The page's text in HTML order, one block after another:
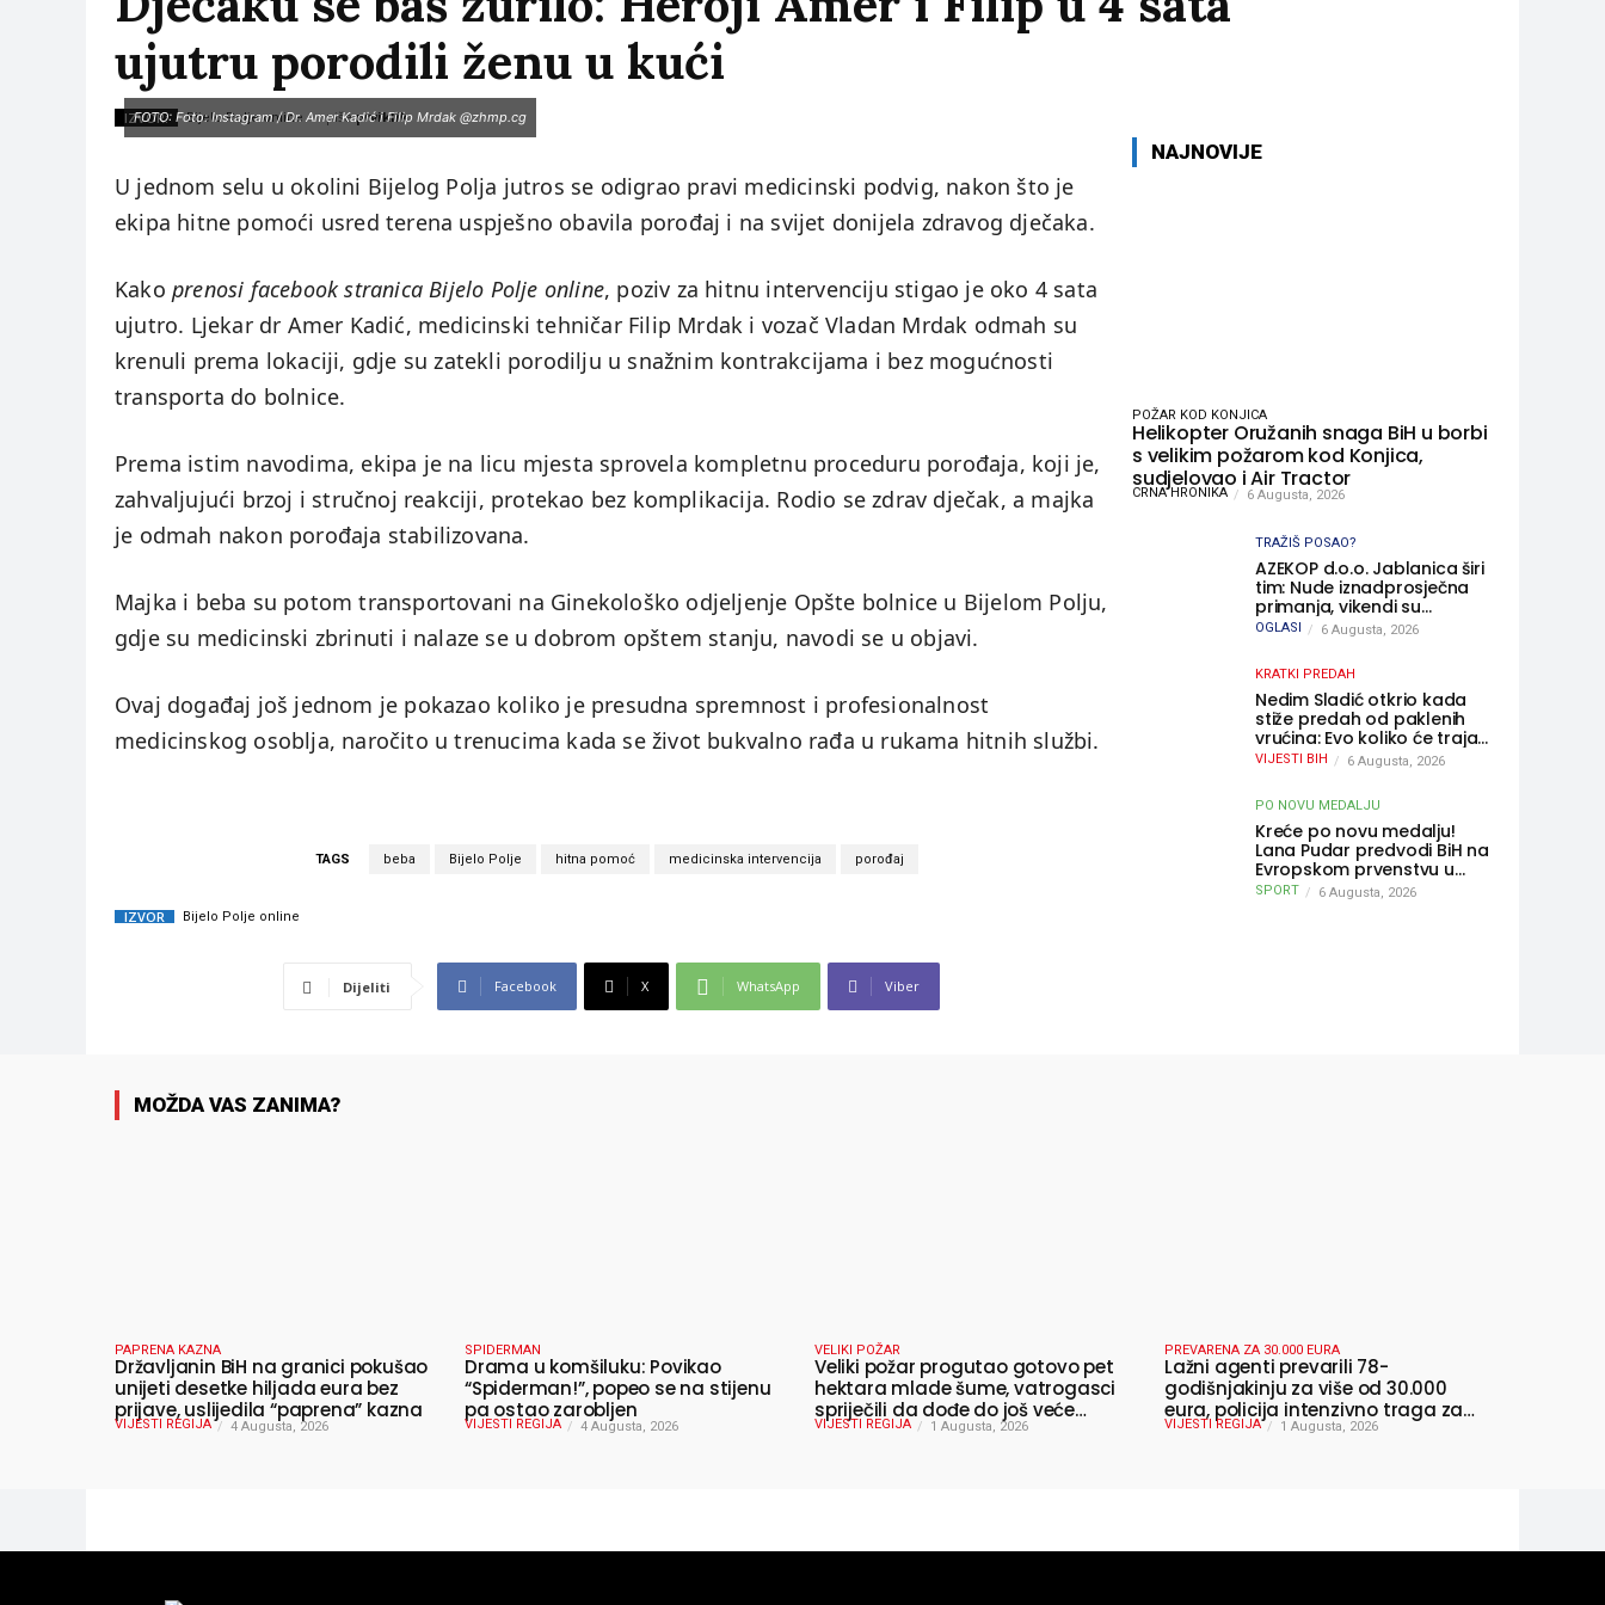
ujutru porodili ženu u kući
IZVOR: Bijelo Polje online piše:prviklik
FOTO: Foto: Instagram / Dr. Amer Kadić i Filip Mrdak @zhmp.cg
U jednom selu u okolini Bijelog Polja jutros se odigrao pravi medicinski podvig, nakon što je
ekipa hitne pomoći usred terena uspješno obavila porođaj i na svijet donijela zdravog dječaka.
Kako prenosi facebook stranica Bijelo Polje online, poziv za hitnu intervenciju stigao je oko 4 sata
ujutro. Ljekar dr Amer Kadić, medicinski tehničar Filip Mrdak i vozač Vladan Mrdak odmah su
krenuli prema lokaciji, gdje su zatekli porodilju u snažnim kontrakcijama i bez mogućnosti
transporta do bolnice.
Prema istim navodima, ekipa je na licu mjesta sprovela kompletnu proceduru porođaja, koji je,
zahvaljujući brzoj i stručnoj reakciji, protekao bez komplikacija. Rodio se zdrav dječak, a majka
je odmah nakon porođaja stabilizovana.
Majka i beba su potom transportovani na Ginekološko odjeljenje Opšte bolnice u Bijelom Polju,
gdje su medicinski zbrinuti i nalaze se u dobrom opštem stanju, navodi se u objavi.
Ovaj događaj još jednom je pokazao koliko je presudna spremnost i profesionalnost
medicinskog osoblja, naročito u trenucima kada se život bukvalno rađa u rukama hitnih službi.
TAGS beba Bijelo Polje hitna pomoć medicinska intervencija porođaj
IZVOR Bijelo Polje online
Dijeliti Facebook X WhatsApp Viber
NAJNOVIJE
POŽAR KOD KONJICA
Helikopter Oružanih snaga BiH u borbi
s velikim požarom kod Konjica,
sudjelovao i Air Tractor
CRNA HRONIKA 6 Augusta, 2026
TRAŽIŠ POSAO?
AZEKOP d.o.o. Jablanica širi
tim: Nude iznadprosječna
primanja, vikendi su
slobodni, traži se više
OGLASI 6 Augusta, 2026
KRATKI PREDAH
Nedim Sladić otkrio kada
stiže predah od paklenih
vrućina: Evo koliko će trajati
osvježenje u BiH
VIJESTI BIH 6 Augusta, 2026
PO NOVU MEDALJU
Kreće po novu medalju!
Lana Pudar predvodi BiH na
Evropskom prvenstvu u
Parizu
SPORT 6 Augusta, 2026
MOŽDA VAS ZANIMA?
PAPRENA KAZNA
Državljanin BiH na granici pokušao
unijeti desetke hiljada eura bez
prijave, uslijedila “paprena” kazna
VIJESTI REGIJA 4 Augusta, 2026
SPIDERMAN
Drama u komšiluku: Povikao
“Spiderman!”, popeo se na stijenu
pa ostao zarobljen
VIJESTI REGIJA 4 Augusta, 2026
VELIKI POŽAR
Veliki požar progutao gotovo pet
hektara mlade šume, vatrogasci
spriječili da dođe do još veće
katastrofe
VIJESTI REGIJA 1 Augusta, 2026
PREVARENA ZA 30.000 EURA
Lažni agenti prevarili 78-
godišnjakinju za više od 30.000
eura, policija intenzivno traga za
počiniteljima
VIJESTI REGIJA 1 Augusta, 2026